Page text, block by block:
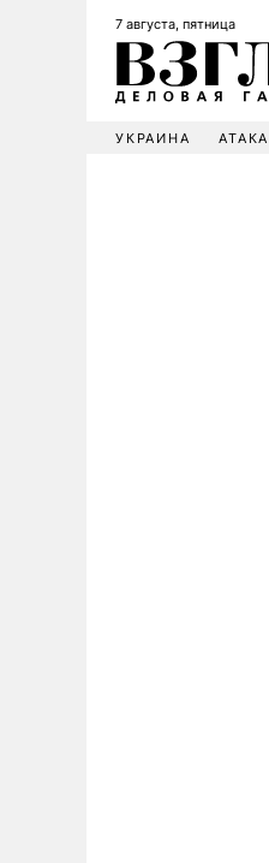
7 августа, пятница
УКРАИНА